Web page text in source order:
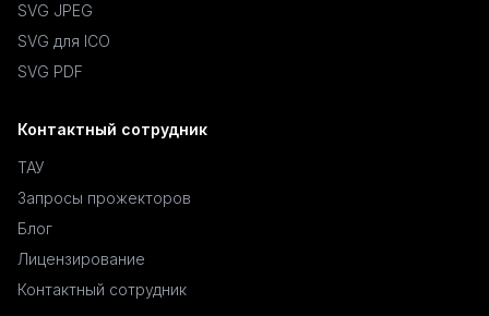
SVG JPEG
SVG для ICO
SVG PDF
Контактный сотрудник
ТАУ
Запросы прожекторов
Блог
Лицензирование
Контактный сотрудник